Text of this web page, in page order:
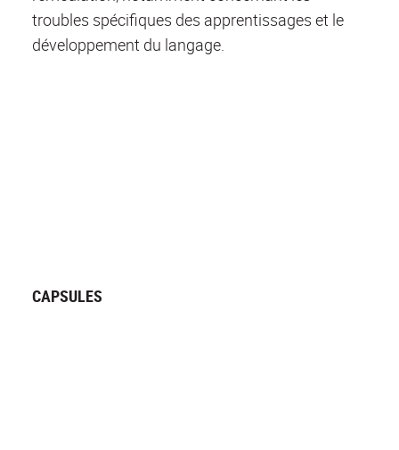
troubles spécifiques des apprentissages et le
développement du langage.
CAPSULES